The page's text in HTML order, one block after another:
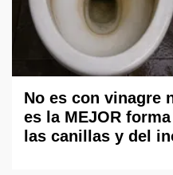
No es con vinagre
es la MEJOR
las canillas y del